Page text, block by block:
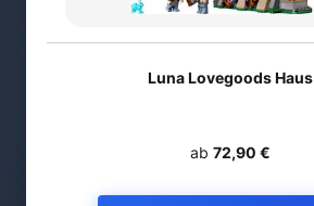
Luna Lovegoods Haus
ab 72,90 €